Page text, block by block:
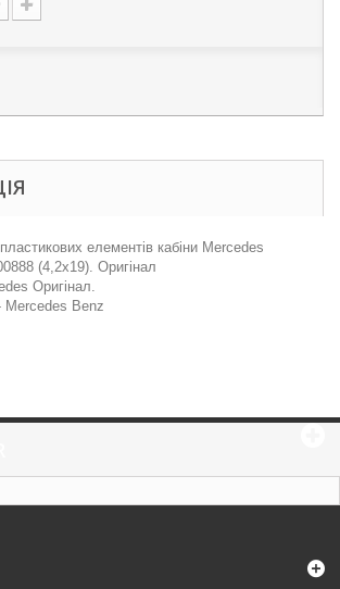
елементів кабіни Mercedes
(4,2x19). Оригінал
Оригінал.
Mercedes Benz